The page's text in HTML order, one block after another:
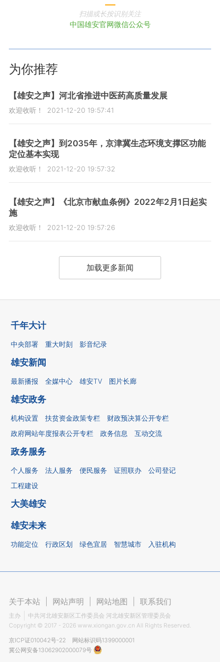
扫描或长按识别关注
中国雄安官网微信公众号
为你推荐
【雄安之声】河北省推进中医药高质量发展
欢迎收听！ 2021-12-20 19:57:41
【雄安之声】到2035年，京津冀生态环境支撑区功能
定位基本实现
欢迎收听！ 2021-12-20 19:57:32
【雄安之声】《北京市献血条例》2022年2月1日起实
施
欢迎收听！ 2021-12-20 19:57:26
加载更多新闻
千年大计
中央部署 重大时刻 影音纪录
雄安新闻
最新播报 全媒中心 雄安TV 图片长廊
雄安政务
机构设置 扶贫资金政策专栏
财政预决算公开专栏
政府网站年度报表公开专栏
政务信息 互动交流
政务服务
个人服务 法人服务 便民服务 证照联办
公司登记
工程建设
大美雄安
雄安未来
功能定位 行政区划 绿色宜居 智慧城市 入驻机构
关于本站 网站声明 网站地图 联系我们
主办
中共河北雄安新区工作委员会 河北雄安新区管理委员会
Copyright © 2017 - 2026 www.xiongan.gov.cn All Rights Reserved.
京ICP证010042号-22
网站标识码1399000001
冀公网安备13062902000079号